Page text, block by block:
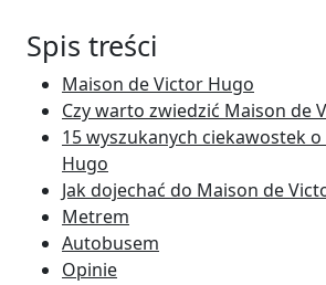
Spis treści
Maison de Victor Hugo
Czy warto zwiedzić Maison de
15 wyszukanych ciekawostek
Hugo
Jak dojechać do Maison de
Metrem
Autobusem
Opinie